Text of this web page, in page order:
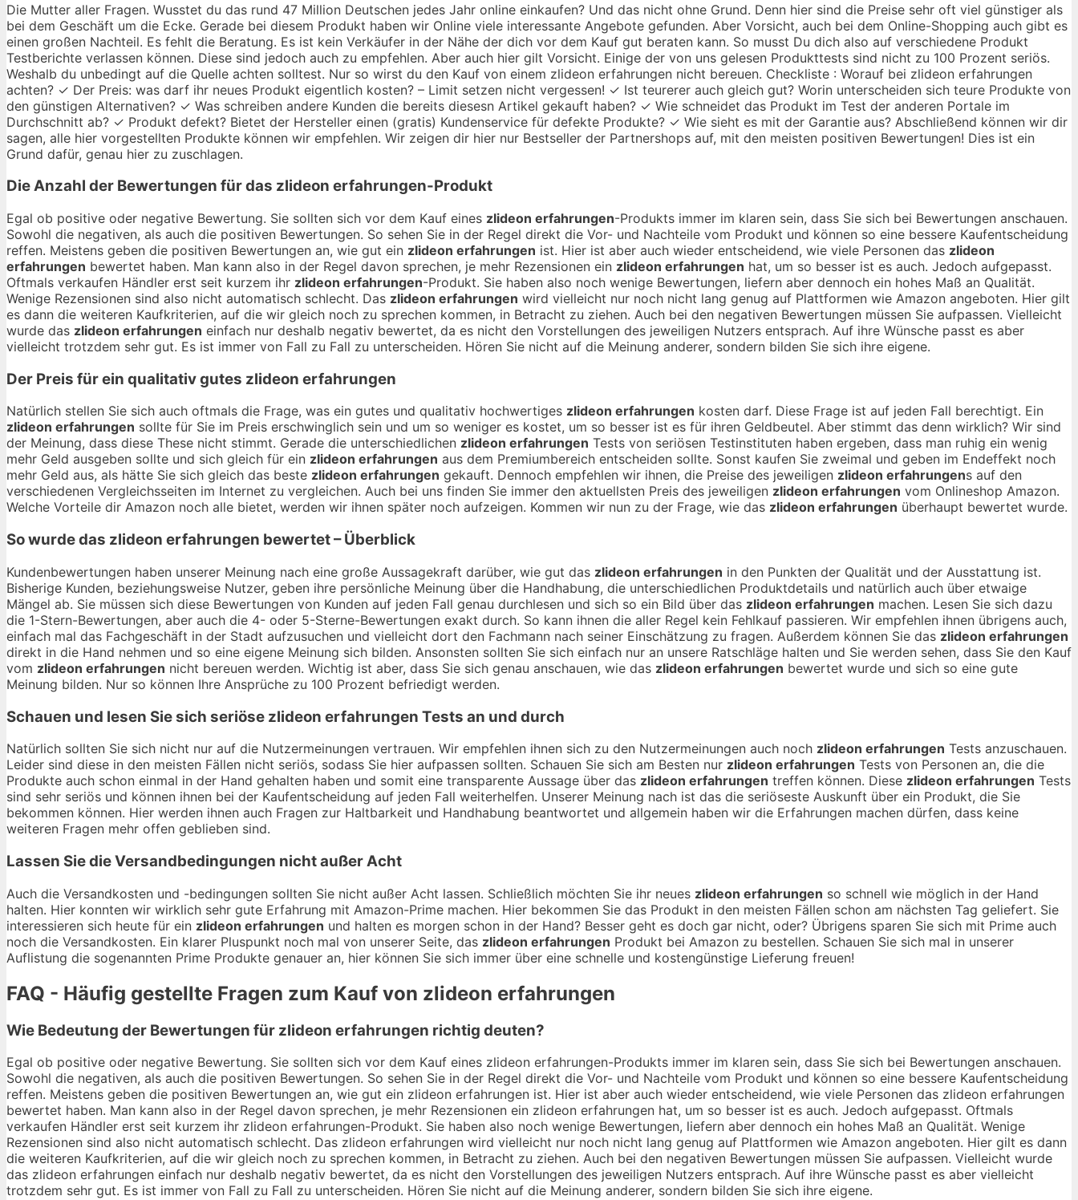
Die Mutter aller Fragen. Wusstet du das rund 47 Million Deutschen jedes Jahr online einkaufen? Und das nicht ohne Grund. Denn hier sind die Preise sehr oft viel günstiger als
bei dem Geschäft um die Ecke. Gerade bei diesem Produkt haben wir Online viele interessante Angebote gefunden. Aber Vorsicht, auch bei dem Online-Shopping auch gibt es
einen großen Nachteil. Es fehlt die Beratung. Es ist kein Verkäufer in der Nähe der dich vor dem Kauf gut beraten kann. So musst Du dich also auf verschiedene Produkt
Testberichte verlassen können. Diese sind jedoch auch zu empfehlen. Aber auch hier gilt Vorsicht. Einige der von uns gelesen Produkttests sind nicht zu 100 Prozent seriös.
Weshalb du unbedingt auf die Quelle achten solltest. Nur so wirst du den Kauf von einem zlideon erfahrungen nicht bereuen. Checkliste : Worauf bei zlideon erfahrungen
achten? ✓ Der Preis: was darf ihr neues Produkt eigentlich kosten? – Limit setzen nicht vergessen! ✓ Ist teurerer auch gleich gut? Worin unterscheiden sich teure Produkte von
den günstigen Alternativen? ✓ Was schreiben andere Kunden die bereits diesesn Artikel gekauft haben? ✓ Wie schneidet das Produkt im Test der anderen Portale im
Durchschnitt ab? ✓ Produkt defekt? Bietet der Hersteller einen (gratis) Kundenservice für defekte Produkte? ✓ Wie sieht es mit der Garantie aus? Abschließend können wir dir
sagen, alle hier vorgestellten Produkte können wir empfehlen. Wir zeigen dir hier nur Bestseller der Partnershops auf, mit den meisten positiven Bewertungen! Dies ist ein
Grund dafür, genau hier zu zuschlagen.
Die Anzahl der Bewertungen für das zlideon erfahrungen-Produkt
Egal ob positive oder negative Bewertung. Sie sollten sich vor dem Kauf eines zlideon erfahrungen-Produkts immer im klaren sein, dass Sie sich bei Bewertungen anschauen.
Sowohl die negativen, als auch die positiven Bewertungen. So sehen Sie in der Regel direkt die Vor- und Nachteile vom Produkt und können so eine bessere Kaufentscheidung
reffen. Meistens geben die positiven Bewertungen an, wie gut ein zlideon erfahrungen ist. Hier ist aber auch wieder entscheidend, wie viele Personen das zlideon
erfahrungen bewertet haben. Man kann also in der Regel davon sprechen, je mehr Rezensionen ein zlideon erfahrungen hat, um so besser ist es auch. Jedoch aufgepasst.
Oftmals verkaufen Händler erst seit kurzem ihr zlideon erfahrungen-Produkt. Sie haben also noch wenige Bewertungen, liefern aber dennoch ein hohes Maß an Qualität.
Wenige Rezensionen sind also nicht automatisch schlecht. Das zlideon erfahrungen wird vielleicht nur noch nicht lang genug auf Plattformen wie Amazon angeboten. Hier gilt
es dann die weiteren Kaufkriterien, auf die wir gleich noch zu sprechen kommen, in Betracht zu ziehen. Auch bei den negativen Bewertungen müssen Sie aufpassen. Vielleicht
wurde das zlideon erfahrungen einfach nur deshalb negativ bewertet, da es nicht den Vorstellungen des jeweiligen Nutzers entsprach. Auf ihre Wünsche passt es aber
vielleicht trotzdem sehr gut. Es ist immer von Fall zu Fall zu unterscheiden. Hören Sie nicht auf die Meinung anderer, sondern bilden Sie sich ihre eigene.
Der Preis für ein qualitativ gutes zlideon erfahrungen
Natürlich stellen Sie sich auch oftmals die Frage, was ein gutes und qualitativ hochwertiges zlideon erfahrungen kosten darf. Diese Frage ist auf jeden Fall berechtigt. Ein
zlideon erfahrungen sollte für Sie im Preis erschwinglich sein und um so weniger es kostet, um so besser ist es für ihren Geldbeutel. Aber stimmt das denn wirklich? Wir sind
der Meinung, dass diese These nicht stimmt. Gerade die unterschiedlichen zlideon erfahrungen Tests von seriösen Testinstituten haben ergeben, dass man ruhig ein wenig
mehr Geld ausgeben sollte und sich gleich für ein zlideon erfahrungen aus dem Premiumbereich entscheiden sollte. Sonst kaufen Sie zweimal und geben im Endeffekt noch
mehr Geld aus, als hätte Sie sich gleich das beste zlideon erfahrungen gekauft. Dennoch empfehlen wir ihnen, die Preise des jeweiligen zlideon erfahrungens auf den
verschiedenen Vergleichsseiten im Internet zu vergleichen. Auch bei uns finden Sie immer den aktuellsten Preis des jeweiligen zlideon erfahrungen vom Onlineshop Amazon.
Welche Vorteile dir Amazon noch alle bietet, werden wir ihnen später noch aufzeigen. Kommen wir nun zu der Frage, wie das zlideon erfahrungen überhaupt bewertet wurde.
So wurde das zlideon erfahrungen bewertet – Überblick
Kundenbewertungen haben unserer Meinung nach eine große Aussagekraft darüber, wie gut das zlideon erfahrungen in den Punkten der Qualität und der Ausstattung ist.
Bisherige Kunden, beziehungsweise Nutzer, geben ihre persönliche Meinung über die Handhabung, die unterschiedlichen Produktdetails und natürlich auch über etwaige
Mängel ab. Sie müssen sich diese Bewertungen von Kunden auf jeden Fall genau durchlesen und sich so ein Bild über das zlideon erfahrungen machen. Lesen Sie sich dazu
die 1-Stern-Bewertungen, aber auch die 4- oder 5-Sterne-Bewertungen exakt durch. So kann ihnen die aller Regel kein Fehlkauf passieren. Wir empfehlen ihnen übrigens auch,
einfach mal das Fachgeschäft in der Stadt aufzusuchen und vielleicht dort den Fachmann nach seiner Einschätzung zu fragen. Außerdem können Sie das zlideon erfahrungen
direkt in die Hand nehmen und so eine eigene Meinung sich bilden. Ansonsten sollten Sie sich einfach nur an unsere Ratschläge halten und Sie werden sehen, dass Sie den Kauf
vom zlideon erfahrungen nicht bereuen werden. Wichtig ist aber, dass Sie sich genau anschauen, wie das zlideon erfahrungen bewertet wurde und sich so eine gute
Meinung bilden. Nur so können Ihre Ansprüche zu 100 Prozent befriedigt werden.
Schauen und lesen Sie sich seriöse zlideon erfahrungen Tests an und durch
Natürlich sollten Sie sich nicht nur auf die Nutzermeinungen vertrauen. Wir empfehlen ihnen sich zu den Nutzermeinungen auch noch zlideon erfahrungen Tests anzuschauen.
Leider sind diese in den meisten Fällen nicht seriös, sodass Sie hier aufpassen sollten. Schauen Sie sich am Besten nur zlideon erfahrungen Tests von Personen an, die die
Produkte auch schon einmal in der Hand gehalten haben und somit eine transparente Aussage über das zlideon erfahrungen treffen können. Diese zlideon erfahrungen Tests
sind sehr seriös und können ihnen bei der Kaufentscheidung auf jeden Fall weiterhelfen. Unserer Meinung nach ist das die seriöseste Auskunft über ein Produkt, die Sie
bekommen können. Hier werden ihnen auch Fragen zur Haltbarkeit und Handhabung beantwortet und allgemein haben wir die Erfahrungen machen dürfen, dass keine
weiteren Fragen mehr offen geblieben sind.
Lassen Sie die Versandbedingungen nicht außer Acht
Auch die Versandkosten und -bedingungen sollten Sie nicht außer Acht lassen. Schließlich möchten Sie ihr neues zlideon erfahrungen so schnell wie möglich in der Hand
halten. Hier konnten wir wirklich sehr gute Erfahrung mit Amazon-Prime machen. Hier bekommen Sie das Produkt in den meisten Fällen schon am nächsten Tag geliefert. Sie
interessieren sich heute für ein zlideon erfahrungen und halten es morgen schon in der Hand? Besser geht es doch gar nicht, oder? Übrigens sparen Sie sich mit Prime auch
noch die Versandkosten. Ein klarer Pluspunkt noch mal von unserer Seite, das zlideon erfahrungen Produkt bei Amazon zu bestellen. Schauen Sie sich mal in unserer
Auflistung die sogenannten Prime Produkte genauer an, hier können Sie sich immer über eine schnelle und kostengünstige Lieferung freuen!
FAQ - Häufig gestellte Fragen zum Kauf von zlideon erfahrungen
Wie Bedeutung der Bewertungen für zlideon erfahrungen richtig deuten?
Egal ob positive oder negative Bewertung. Sie sollten sich vor dem Kauf eines zlideon erfahrungen-Produkts immer im klaren sein, dass Sie sich bei Bewertungen anschauen.
Sowohl die negativen, als auch die positiven Bewertungen. So sehen Sie in der Regel direkt die Vor- und Nachteile vom Produkt und können so eine bessere Kaufentscheidung
reffen. Meistens geben die positiven Bewertungen an, wie gut ein zlideon erfahrungen ist. Hier ist aber auch wieder entscheidend, wie viele Personen das zlideon erfahrungen
bewertet haben. Man kann also in der Regel davon sprechen, je mehr Rezensionen ein zlideon erfahrungen hat, um so besser ist es auch. Jedoch aufgepasst. Oftmals
verkaufen Händler erst seit kurzem ihr zlideon erfahrungen-Produkt. Sie haben also noch wenige Bewertungen, liefern aber dennoch ein hohes Maß an Qualität. Wenige
Rezensionen sind also nicht automatisch schlecht. Das zlideon erfahrungen wird vielleicht nur noch nicht lang genug auf Plattformen wie Amazon angeboten. Hier gilt es dann
die weiteren Kaufkriterien, auf die wir gleich noch zu sprechen kommen, in Betracht zu ziehen. Auch bei den negativen Bewertungen müssen Sie aufpassen. Vielleicht wurde
das zlideon erfahrungen einfach nur deshalb negativ bewertet, da es nicht den Vorstellungen des jeweiligen Nutzers entsprach. Auf ihre Wünsche passt es aber vielleicht
trotzdem sehr gut. Es ist immer von Fall zu Fall zu unterscheiden. Hören Sie nicht auf die Meinung anderer, sondern bilden Sie sich ihre eigene.